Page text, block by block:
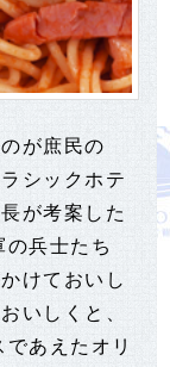
が庶民の
シックホテ
が考案した
の兵士たち
けておいし
いしくと、
あえたオリ